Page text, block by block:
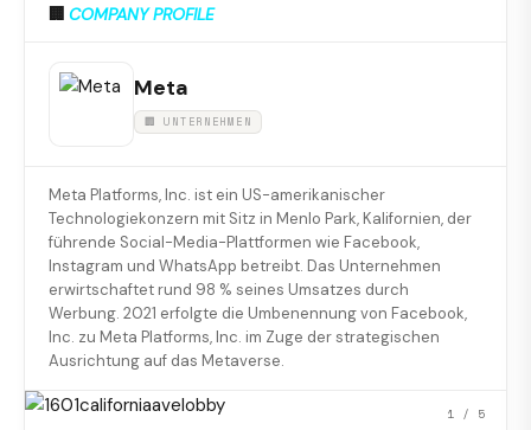
🏢 COMPANY PROFILE
Meta
🏢 UNTERNEHMEN
Meta Platforms, Inc. ist ein US-amerikanischer
Technologiekonzern mit Sitz in Menlo Park, Kalifornien, der
führende Social-Media-Plattformen wie Facebook,
Instagram und WhatsApp betreibt. Das Unternehmen
erwirtschaftet rund 98 % seines Umsatzes durch
Werbung. 2021 erfolgte die Umbenennung von Facebook,
Inc. zu Meta Platforms, Inc. im Zuge der strategischen
Ausrichtung auf das Metaverse.
1 / 5